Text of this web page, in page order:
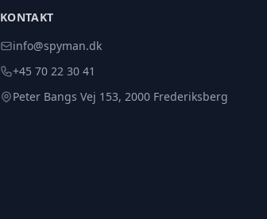
KONTAKT
info@spyman.dk
+45 70 22 30 41
Peter Bangs Vej 153, 2000 Frederiksberg